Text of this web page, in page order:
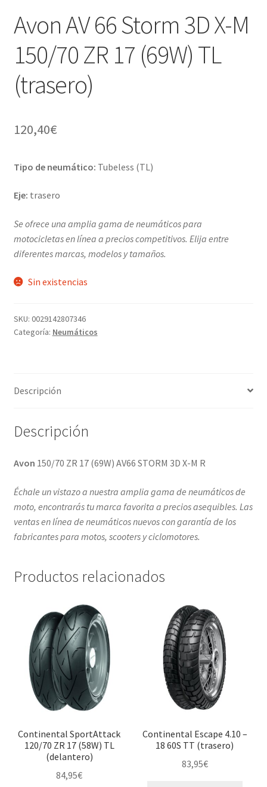
Avon AV 66 Storm 3D X-M
150/70 ZR 17 (69W) TL
(trasero)
120,40€
Tipo de neumático: Tubeless (TL)
Eje: trasero
Se ofrece una amplia gama de neumáticos para
motocicletas en línea a precios competitivos. Elija entre
diferentes marcas, modelos y tamaños.
Sin existencias
SKU: 0029142807346
Categoría: Neumáticos
Descripción
Descripción
Avon 150/70 ZR 17 (69W) AV66 STORM 3D X-M R
Échale un vistazo a nuestra amplia gama de neumáticos de
moto, encontrarás tu marca favorita a precios asequibles. Las
ventas en línea de neumáticos nuevos con garantía de los
fabricantes para motos, scooters y ciclomotores.
Productos relacionados
Continental SportAttack
120/70 ZR 17 (58W) TL
(delantero)
84,95€
Continental Escape 4.10 –
18 60S TT (trasero)
83,95€